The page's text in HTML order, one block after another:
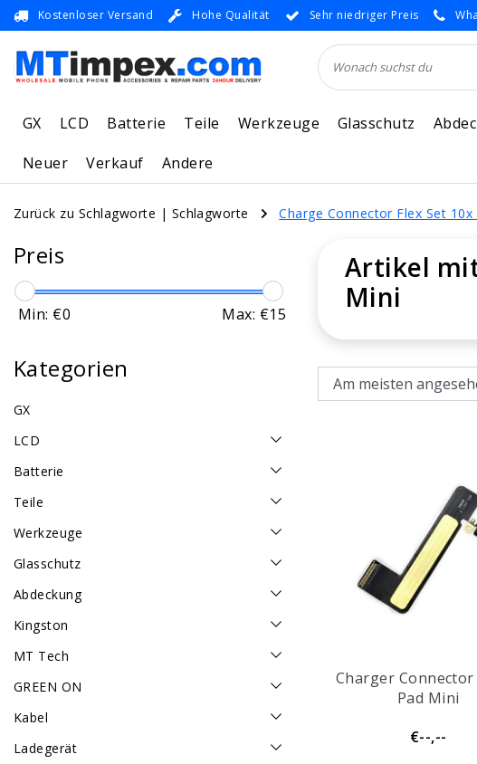
Kostenloser Versand Hohe Qualität Sehr niedriger Preis
GX LCD Batterie Teile Werkzeuge Glasschutz
Neuer
Verkauf Andere
Zurück zu Schlagworte | Schlagworte Charge Connector Flex Set
Preis
Min: €0 Max: €15
Kategorien
GX
LCD
Batterie
Teile
Werkzeuge
Glasschutz
Abdeckung
Kingston
MT Tech
GREEN ON
Kabel
Ladegerät
Artikel
Mini
Charger Connector
Pad Mini
€--,--